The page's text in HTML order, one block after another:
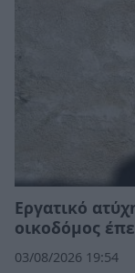
Εργατικό
οικοδόμος
03/08/2026 19:54